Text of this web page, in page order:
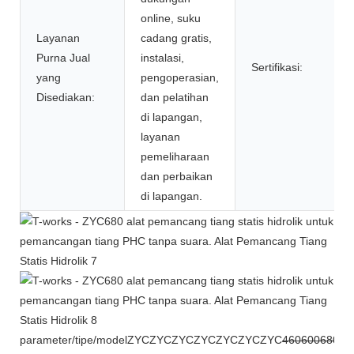
Layanan
Purna Jual
yang
Disediakan:
online, suku
cadang gratis,
instalasi,
pengoperasian,
dan pelatihan
di lapangan,
layanan
pemeliharaan
dan perbaikan
di lapangan.
Sertifikasi:
parameter/tipe/modelZYCZYCZYCZYCZYCZYCZYC460600680